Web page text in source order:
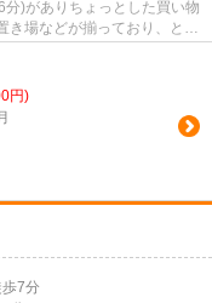
)がありちょっとした買い物
き場などが揃っており、とて
円)
歩7分